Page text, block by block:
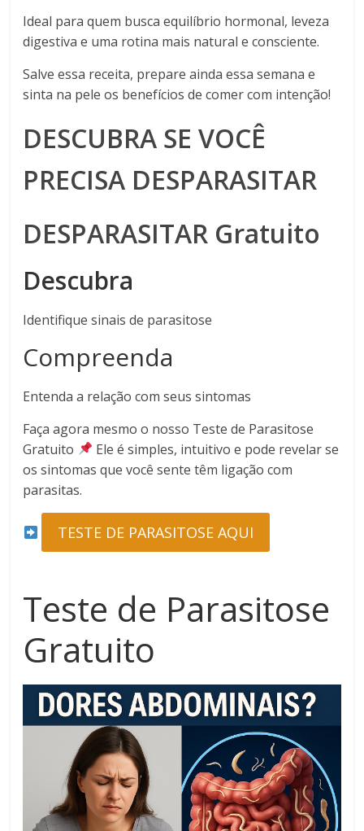
Ideal para quem busca equilíbrio hormonal, leveza
digestiva e uma rotina mais natural e consciente.
Salve essa receita, prepare ainda essa semana e
sinta na pele os benefícios de comer com intenção!
DESCUBRA SE VOCÊ
PRECISA DESPARASITAR
DESPARASITAR Gratuito
Descubra
Identifique sinais de parasitose
Compreenda
Entenda a relação com seus sintomas
Faça agora mesmo o nosso Teste de Parasitose
Gratuito
Ele é simples, intuitivo e pode revelar se
os sintomas que você sente têm ligação com
parasitas.
TESTE DE PARASITOSE AQUI
Teste de Parasitose
Gratuito